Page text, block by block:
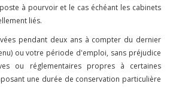
à pourvoir et le cas échéant les cabinets
liés.
pendant deux ans à compter du dernier
ou votre période d'emploi, sans préjudice
ou réglementaires propres à certaines
une durée de conservation particulière